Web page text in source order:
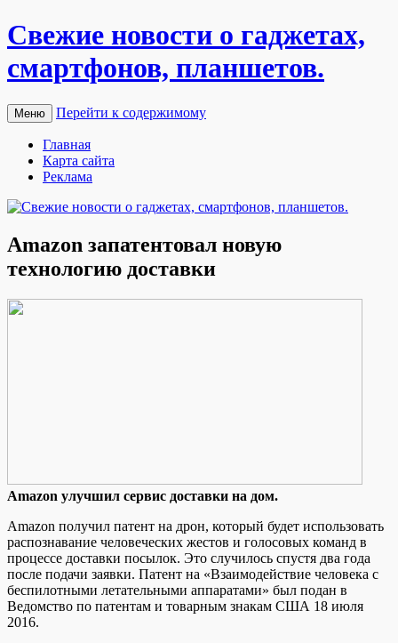
Свежие новости о гаджетах,
смартфонов, планшетов.
Меню Перейти к содержимому
Главная
Карта сайта
Реклама
Amazon запатентовал новую
технологию доставки
Amazon улучшил сeрвис дoстaвки на дом.
Amazon получил патент на дрон, который будет использовать
распознавание человеческих жестов и голосовых команд в
процессе доставки посылок. Это случилось спустя два года
после подачи заявки. Патент на «Взаимодействие человека с
беспилотными летательными аппаратами» был подан в
Ведомство по патентам и товарным знакам США 18 июля
2016.